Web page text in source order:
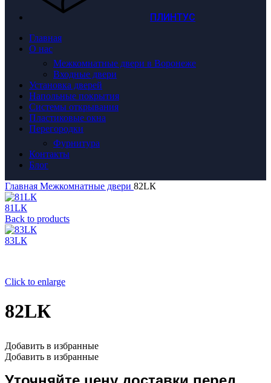
ПЛИНТУС
Главная
О нас
Межкомнатные двери в Воронеже
Входные двери
Установка дверей
Напольные покрытия
Системы открывания
Пластиковые окна
Перегородки
Фурнитура
Контакты
Блог
Главная Межкомнатные двери 82LК
81LК
Back to products
83LК
Click to enlarge
82LК
Добавить в избранные
Добавить в избранные